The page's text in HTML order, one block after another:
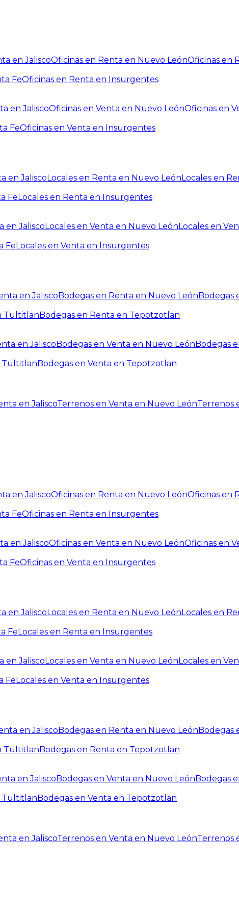
en JaliscoOficinas en Renta en Nuevo LeónOficinas en
FeOficinas en Renta en Insurgentes
en JaliscoOficinas en Venta en Nuevo LeónOficinas en
FeOficinas en Venta en Insurgentes
en JaliscoLocales en Renta en Nuevo LeónLocales en
FeLocales en Renta en Insurgentes
en JaliscoLocales en Venta en Nuevo LeónLocales en
FeLocales en Venta en Insurgentes
en JaliscoBodegas en Renta en Nuevo LeónBodegas
TultitlanBodegas en Renta en Tepotzotlan
en JaliscoBodegas en Venta en Nuevo LeónBodegas
TultitlanBodegas en Venta en Tepotzotlan
en JaliscoTerrenos en Venta en Nuevo LeónTerrenos
en JaliscoOficinas en Renta en Nuevo LeónOficinas en
FeOficinas en Renta en Insurgentes
en JaliscoOficinas en Venta en Nuevo LeónOficinas en
FeOficinas en Venta en Insurgentes
en JaliscoLocales en Renta en Nuevo LeónLocales en
FeLocales en Renta en Insurgentes
en JaliscoLocales en Venta en Nuevo LeónLocales en
FeLocales en Venta en Insurgentes
en JaliscoBodegas en Renta en Nuevo LeónBodegas
TultitlanBodegas en Renta en Tepotzotlan
en JaliscoBodegas en Venta en Nuevo LeónBodegas
TultitlanBodegas en Venta en Tepotzotlan
en JaliscoTerrenos en Venta en Nuevo LeónTerrenos